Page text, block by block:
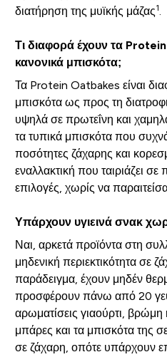
διατήρηση της μυϊκής μάζας1.
Τι διαφορά έχουν τα
κανονικά μπισκότα;
Τα Protein Oatbakes είναι
μπισκότα ως προς τη
υψηλά σε πρωτεΐνη και
τα τυπικά μπισκότα που
ποσότητες ζάχαρης και
εναλλακτική που ταιριάζει σε
επιλογές, χωρίς να
Υπάρχουν υγιεινά σνακ
Ναι, αρκετά προϊόντα στη
μηδενική περιεκτικότητα σε
παράδειγμα, έχουν μηδέν
προσφέρουν πάνω από 20
αρωματίσεις γιαούρτι,
μπάρες και τα μπισκότα της
σε ζάχαρη, οπότε υπάρχουν